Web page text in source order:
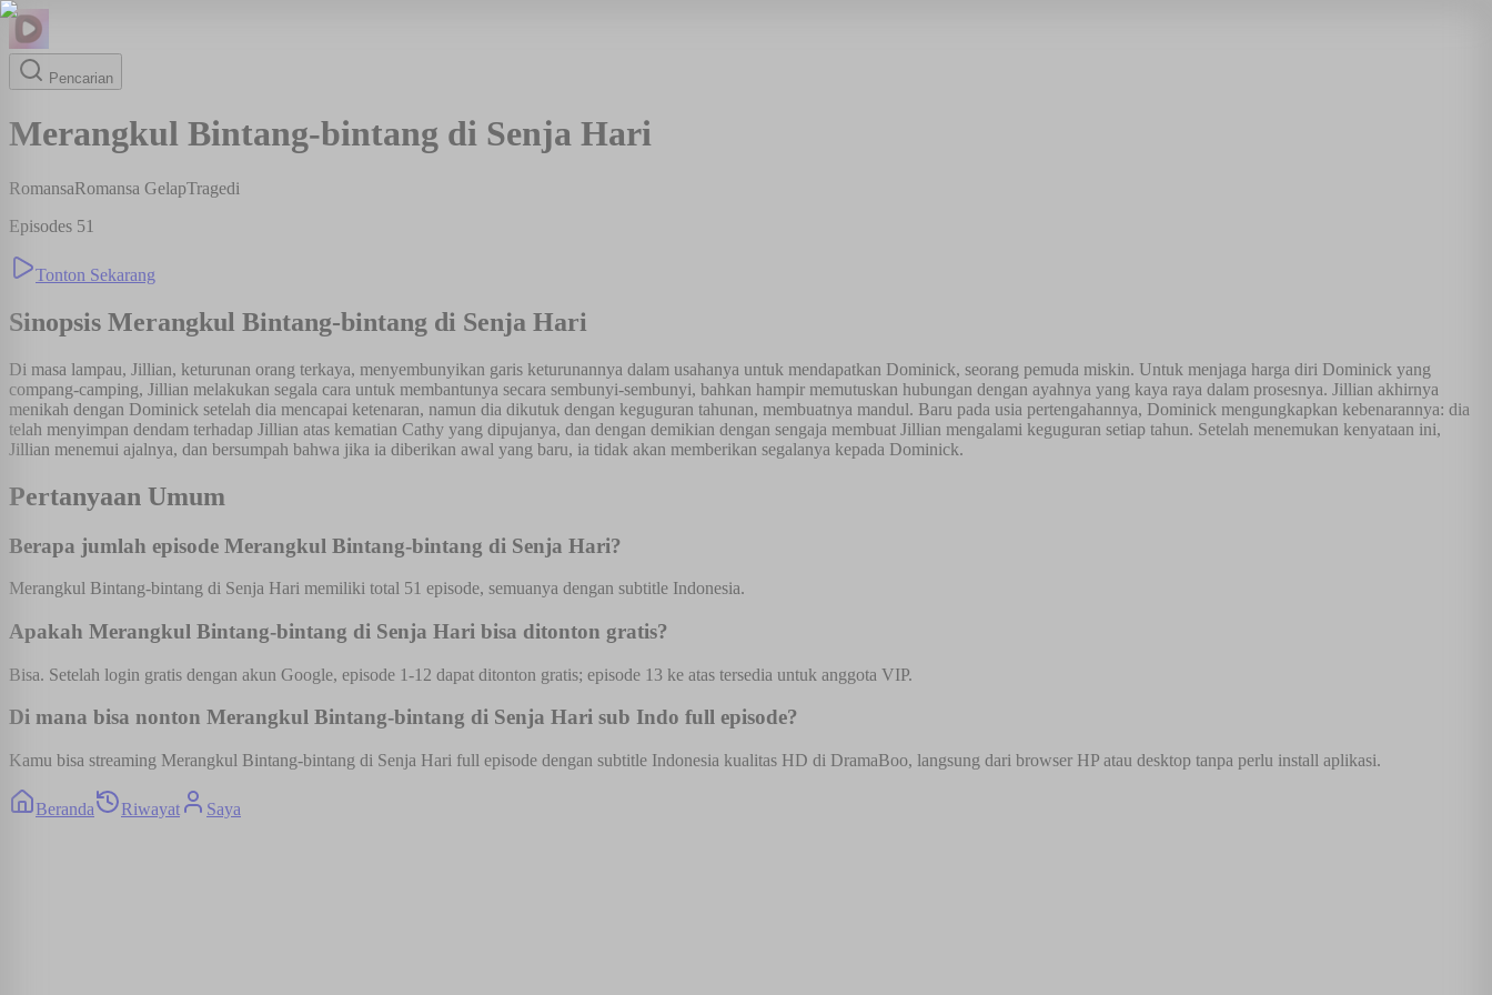
Pencarian
Merangkul Bintang-bintang di Senja Hari
RomansaRomansa GelapTragedi
Episodes 51
Tonton Sekarang
Sinopsis Merangkul Bintang-bintang di Senja Hari
Di masa lampau, Jillian, keturunan orang terkaya, menyembunyikan garis keturunannya dalam usahanya untuk mendapatkan Dominick, seorang pemuda miskin. Untuk menjaga harga diri Dominick yang
compang-camping, Jillian melakukan segala cara untuk membantunya secara sembunyi-sembunyi, bahkan hampir memutuskan hubungan dengan ayahnya yang kaya raya dalam prosesnya. Jillian akhirnya
menikah dengan Dominick setelah dia mencapai ketenaran, namun dia dikutuk dengan keguguran tahunan, membuatnya mandul. Baru pada usia pertengahannya, Dominick mengungkapkan kebenarannya: dia
telah menyimpan dendam terhadap Jillian atas kematian Cathy yang dipujanya, dan dengan demikian dengan sengaja membuat Jillian mengalami keguguran setiap tahun. Setelah menemukan kenyataan ini,
Jillian menemui ajalnya, dan bersumpah bahwa jika ia diberikan awal yang baru, ia tidak akan memberikan segalanya kepada Dominick.
Pertanyaan Umum
Berapa jumlah episode Merangkul Bintang-bintang di Senja Hari?
Merangkul Bintang-bintang di Senja Hari memiliki total 51 episode, semuanya dengan subtitle Indonesia.
Apakah Merangkul Bintang-bintang di Senja Hari bisa ditonton gratis?
Bisa. Setelah login gratis dengan akun Google, episode 1-12 dapat ditonton gratis; episode 13 ke atas tersedia untuk anggota VIP.
Di mana bisa nonton Merangkul Bintang-bintang di Senja Hari sub Indo full episode?
Kamu bisa streaming Merangkul Bintang-bintang di Senja Hari full episode dengan subtitle Indonesia kualitas HD di DramaBoo, langsung dari browser HP atau desktop tanpa perlu install aplikasi.
Beranda Riwayat Saya